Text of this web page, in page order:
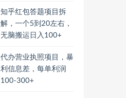
知乎红包答题项目拆
解，一个5到20左右，
无脑搬运日入100+
代办营业执照项目，暴
利信息差，每单利润
100-300+